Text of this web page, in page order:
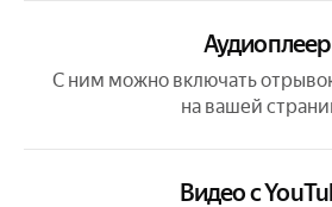
Аудиоплеер
С ним можно включать
на вашей
Видео с